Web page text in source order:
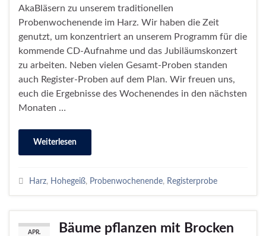
AkaBläsern zu unserem traditionellen
Probenwochenende im Harz. Wir haben die Zeit
genutzt, um konzentriert an unserem Programm für die
kommende CD-Aufnahme und das Jubiläumskonzert
zu arbeiten. Neben vielen Gesamt-Proben standen
auch Register-Proben auf dem Plan. Wir freuen uns,
euch die Ergebnisse des Wochenendes in den nächsten
Monaten …
Weiterlesen
Harz, Hohegeiß, Probenwochenende, Registerprobe
APR.
Bäume pflanzen mit Brocken